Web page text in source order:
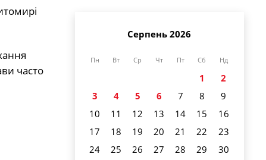
часто
Серпень 2026
Пн Вт Ср Чт Пт Сб Нд
1
2
3
4 5 6 7 8
9
10
11 12 13 14 15
16
17
18 19 20 21 22
23
24
25 26 27 28 29
30